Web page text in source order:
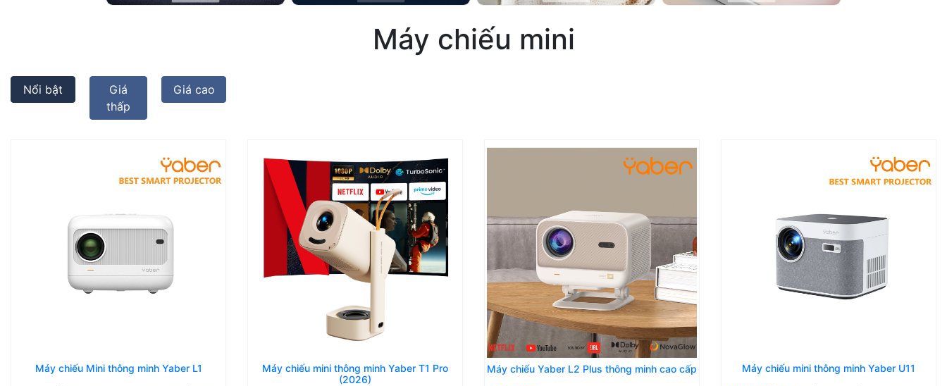
Máy chiếu mini
Nổi bật
Giá
thấp
Giá cao
Máy chiếu Mini thông minh Yaber L1
Máy chiếu mini thông minh Yaber T1 Pro
(2026)
Máy chiếu Yaber L2 Plus thông minh cao cấp Máy chiếu mini thông minh Yaber U11